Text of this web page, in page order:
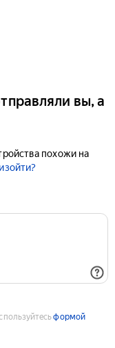
вы, а
похожи на
формой